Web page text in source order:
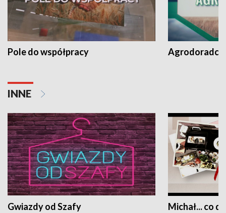
Pole do współpracy Agrodoradcy
INNE
Gwiazdy od Szafy Michał... co